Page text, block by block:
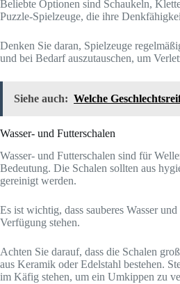
Beliebte Optionen sind Schaukeln,
Puzzle-Spielzeuge, die ihre
Denken Sie daran, Spielzeuge
und bei Bedarf auszutauschen, um
Siehe auch: Welche
Wasser- und Futterschalen
Wasser- und Futterschalen sind für
Bedeutung. Die Schalen sollten aus
gereinigt werden.
Es ist wichtig, dass sauberes Wasser
Verfügung stehen.
Achten Sie darauf, dass die Schalen
aus Keramik oder Edelstahl bestehen.
im Käfig stehen, um ein Umkippen zu